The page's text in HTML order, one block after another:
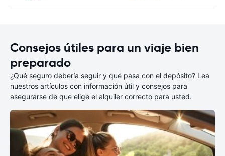
Consejos útiles para un viaje bien
preparado
¿Qué seguro debería seguir y qué pasa con el depósito? Lea
nuestros artículos con información útil y consejos para
asegurarse de que elige el alquiler correcto para usted.